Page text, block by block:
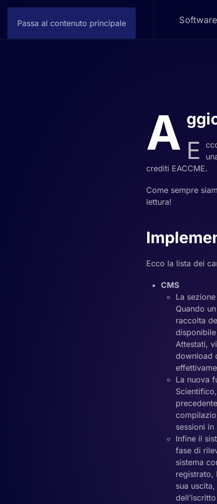
Passa al contenuto principale Software
A E
crediti EACCME.
Come sempre
lettura!
Ecco la lista dei
CMS
La
Quando
raccolta
Attestati,
download
La nuova
sessioni
Infine il
fase di
sistema
registrato,
sua